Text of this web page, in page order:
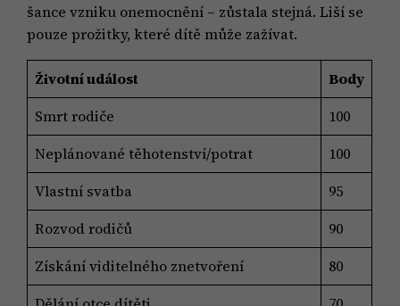
šance vzniku onemocnění – zůstala stejná. Liší se
pouze prožitky, které dítě může zažívat.
Životní událost
Body
Smrt rodiče
100
Neplánované těhotenství/potrat
100
Vlastní svatba
95
Rozvod rodičů
90
Získání viditelného znetvoření
80